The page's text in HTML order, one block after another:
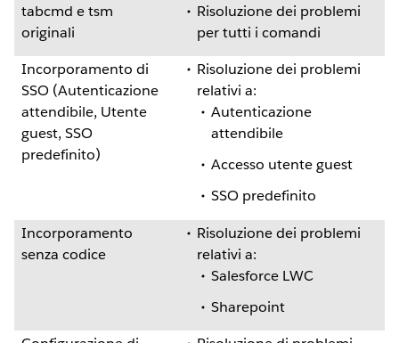
tabcmd e tsm
originali
Risoluzione dei problemi
per tutti i comandi
Incorporamento di
SSO (Autenticazione
attendibile, Utente
guest, SSO
predefinito)
Risoluzione dei problemi
relativi a:
Autenticazione
attendibile
Accesso utente guest
SSO predefinito
Incorporamento
senza codice
Risoluzione dei problemi
relativi a:
Salesforce LWC
Sharepoint